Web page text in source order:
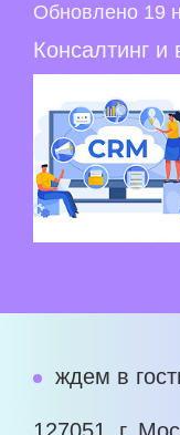
Обновлено 19
Консалтинг и
ждем в